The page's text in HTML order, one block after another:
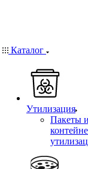
Каталог
Утилизация
Пакеты